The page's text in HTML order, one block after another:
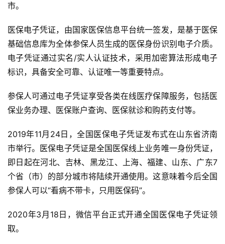
市。
医保电子凭证，由国家医保信息平台统一签发，是基于医保
基础信息库为全体参保人员生成的医保身份识别电子介质。
电子凭证通过实名/实人认证技术，采用加密算法形成电子
标识，具备安全可靠、认证唯一等重要特点。
参保人可通过电子凭证享受各类在线医疗保障服务，包括医
保业务办理、医保账户查询、医保就诊和购药支付等。
2019年11月24日，全国医保电子凭证发布式在山东省济南
市举行。医保电子凭证是全国医保线上业务唯一身份凭证，
即日起在河北、吉林、黑龙江、上海、福建、山东、广东7
个省（市）的部分城市将陆续开通使用。这意味着今后全国
参保人可以“看病不带卡，只用医保码”。
2020年3月18日，微信平台正式开通全国医保电子凭证领
取。